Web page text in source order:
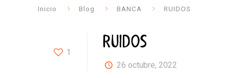
Inicio Blog BANCA RUIDOS
1 RUIDOS
26 octubre, 2022